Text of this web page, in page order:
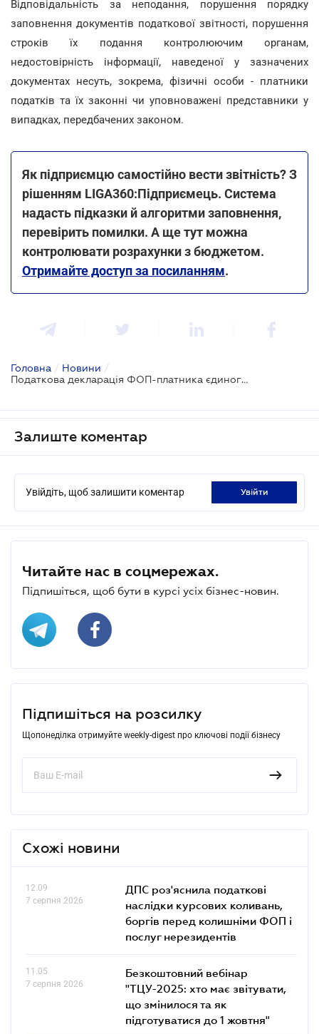
Відповідальність за неподання, порушення порядку
заповнення документів податкової звітності, порушення
строків їх подання контролюючим органам,
недостовірність інформації, наведеної у зазначених
документах несуть, зокрема, фізичні особи - платники
податків та їх законні чи уповноважені представники у
випадках, передбачених законом.
Як підприємцю самостійно вести звітність? З
рішенням LIGA360:Підприємець. Система
надасть підказки й алгоритми заповнення,
перевірить помилки. А ще тут можна
контролювати розрахунки з бюджетом.
Отримайте доступ за посиланням.
Головна / Новини /
Податкова декларація ФОП-платника єдиного податку у 2022 році: роз'яснення ДПС
Залиште коментар
Увійдіть, щоб залишити коментар увійти
Читайте нас в соцмережах.
Підпишіться, щоб бути в курсі усіх бізнес-новин.
Підпишіться на розсилку
Щопонеділка отримуйте weekly-digest про ключові події бізнесу
Схожі новини
12.09
7 серпня 2026
ДПС роз'яснила податкові
наслідки курсових коливань,
боргів перед колишніми ФОП і
послуг нерезидентів
11.05
7 серпня 2026
Безкоштовний вебінар
"ТЦУ-2025: хто має звітувати,
що змінилося та як
підготуватися до 1 жовтня"